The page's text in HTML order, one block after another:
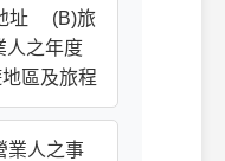
址 (B)旅
之年度
區及旅程
業人之事